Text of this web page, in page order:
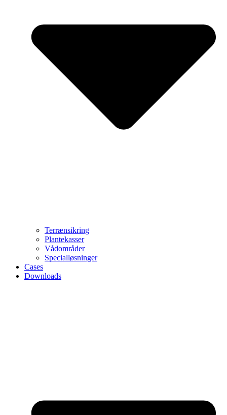
Terrænsikring
Plantekasser
Vådområder
Specialløsninger
Cases
Downloads